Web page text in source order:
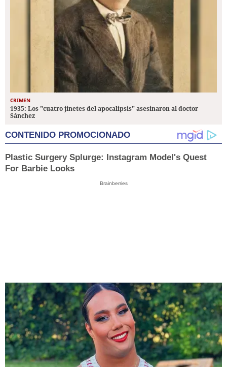
CRIMEN
1935: Los "cuatro jinetes del apocalipsis" asesinaron al doctor
Sánchez
CONTENIDO PROMOCIONADO
Plastic Surgery Splurge: Instagram Model's Quest
For Barbie Looks
Brainberries